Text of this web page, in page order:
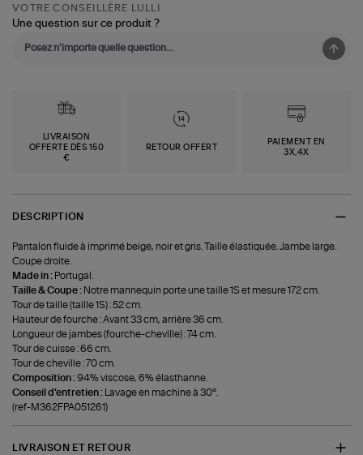
VOTRE CONSEILLÈRE LULLI
Une question sur ce produit ?
LIVRAISON
OFFERTE DÈS 150
€
RETOUR OFFERT
PAIEMENT EN
3X,4X
DESCRIPTION
Pantalon fluide à imprimé beige, noir et gris. Taille élastiquée. Jambe large.
Coupe droite.
Made in : Portugal.
Taille & Coupe : Notre mannequin porte une taille 1S et mesure 172 cm.
Tour de taille (taille 1S) : 52 cm.
Hauteur de fourche : Avant 33 cm, arrière 36 cm.
Longueur de jambes (fourche-cheville) : 74 cm.
Tour de cuisse : 66 cm.
Tour de cheville : 70 cm.
Composition : 94% viscose, 6% élasthanne.
Conseil d'entretien :
Lavage en machine à 30°.
(ref-M362FPA051261)
LIVRAISON ET RETOUR